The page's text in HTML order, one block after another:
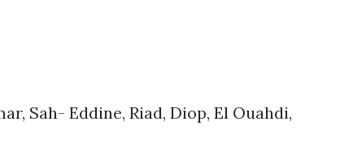
Sah- Eddine, Riad, Diop, El Ouahdi,